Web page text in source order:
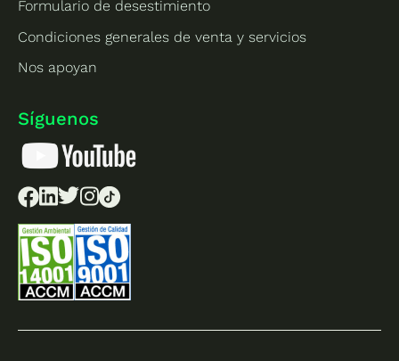
Formulario de desestimiento
Condiciones generales de venta y servicios
Nos apoyan
Síguenos